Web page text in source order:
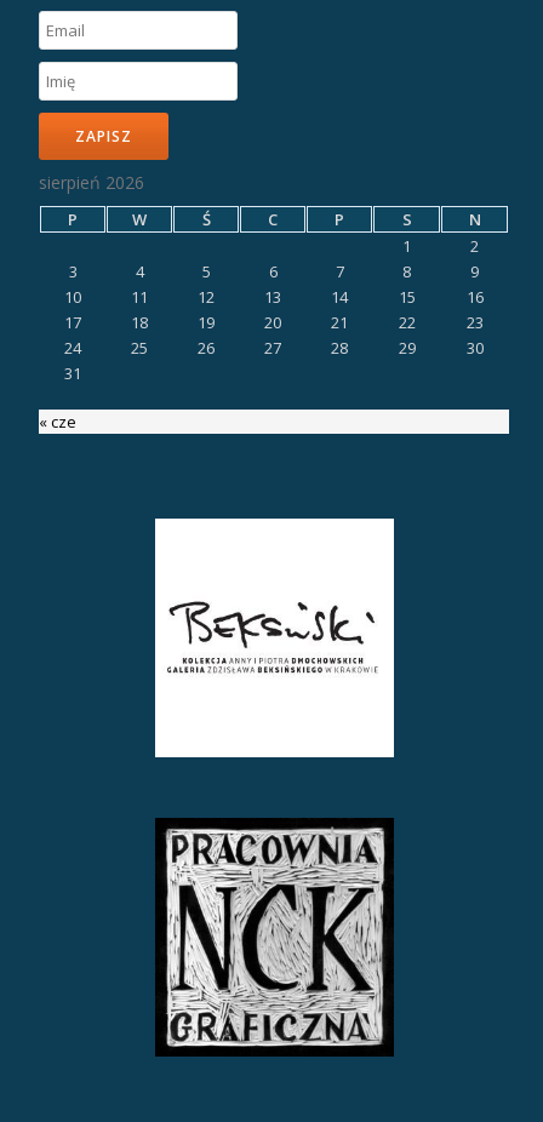
ZAPISZ
sierpień 2026
P W Ś C P S
N
1
2
3
4 5 6 7 8
9
10
11 12 13 14 15
16
17
18 19 20 21 22
23
24
25 26 27 28 29
30
31
« cze